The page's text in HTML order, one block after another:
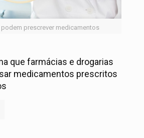
podem prescrever medicamentos
que farmácias e drogarias
medicamentos prescritos